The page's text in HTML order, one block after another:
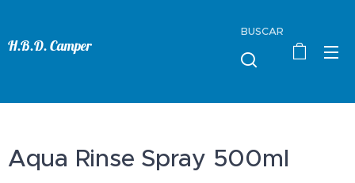
H.B.D. Camper
BUSCAR
Aqua Rinse Spray 500ml